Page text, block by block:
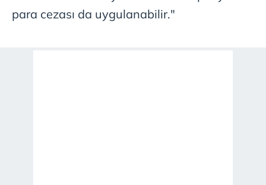
para cezası da uygulanabilir."